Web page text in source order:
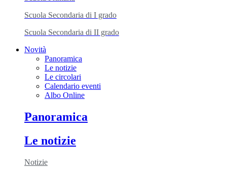
Scuola Secondaria di I grado
Scuola Secondaria di II grado
Novità
Panoramica
Le notizie
Le circolari
Calendario eventi
Albo Online
Panoramica
Le notizie
Notizie